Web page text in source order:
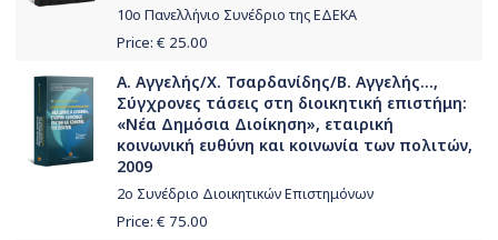
10ο Πανελλήνιο Συνέδριο της ΕΔΕΚΑ
Price: € 25.00
Α. Αγγελής/Χ. Τσαρδανίδης/Β. Αγγελής...,
Σύγχρονες τάσεις στη διοικητική επιστήμη:
«Νέα Δημόσια Διοίκηση», εταιρική
κοινωνική ευθύνη και κοινωνία των πολιτών,
2009
2ο Συνέδριο Διοικητικών Επιστημόνων
Price: € 75.00